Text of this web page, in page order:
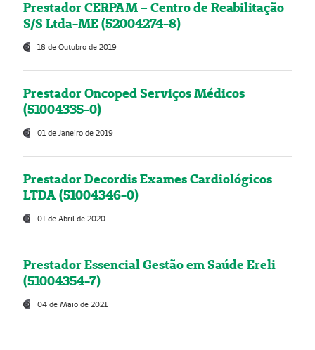
Prestador CERPAM – Centro de Reabilitação
S/S Ltda-ME (52004274-8)
18 de Outubro de 2019
Prestador Oncoped Serviços Médicos
(51004335-0)
01 de Janeiro de 2019
Prestador Decordis Exames Cardiológicos
LTDA (51004346-0)
01 de Abril de 2020
Prestador Essencial Gestão em Saúde Ereli
(51004354-7)
04 de Maio de 2021